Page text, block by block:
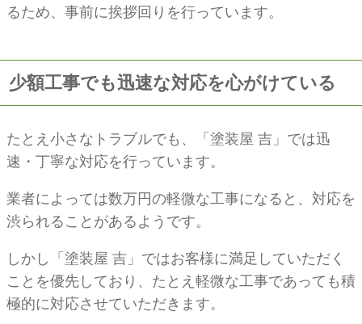
るため、事前に挨拶回りを行っています。
少額工事でも迅速な対応を心がけている
たとえ小さなトラブルでも、「塗装屋 吉」では迅
速・丁寧な対応を行っています。
業者によっては数万円の軽微な工事になると、対応を
渋られることがあるようです。
しかし「塗装屋 吉」ではお客様に満足していただく
ことを優先しており、たとえ軽微な工事であっても積
極的に対応させていただきます。